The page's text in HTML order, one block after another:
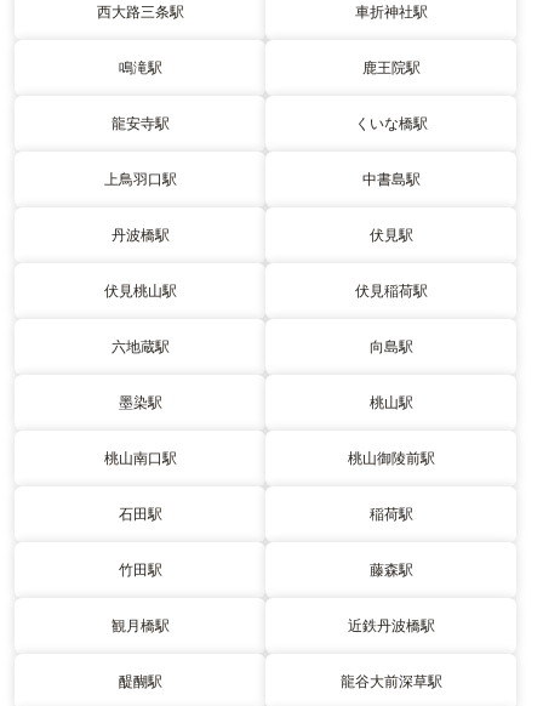
西大路三条駅 車折神社駅
鳴滝駅 鹿王院駅
龍安寺駅 くいな橋駅
上鳥羽口駅 中書島駅
丹波橋駅 伏見駅
伏見桃山駅 伏見稲荷駅
六地蔵駅 向島駅
墨染駅 桃山駅
桃山南口駅 桃山御陵前駅
石田駅 稲荷駅
竹田駅 藤森駅
観月橋駅 近鉄丹波橋駅
醍醐駅 龍谷大前深草駅